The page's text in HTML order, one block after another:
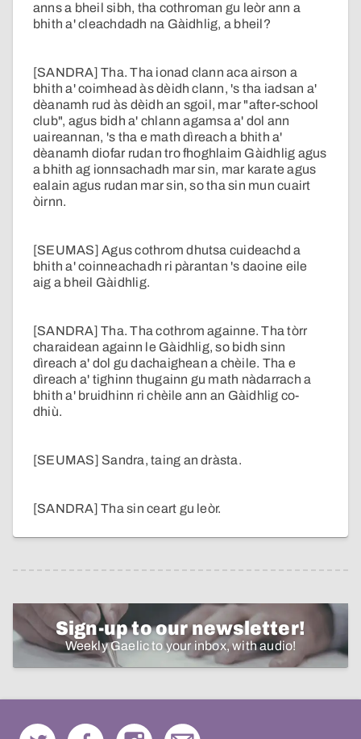
anns a bheil sibh, tha cothroman gu leòr ann a
bhith a' cleachdadh na Gàidhlig, a bheil?
[SANDRA] Tha. Tha ionad clann aca airson a
bhith a' coimhead às dèidh clann, 's tha iadsan a'
dèanamh rud às dèidh an sgoil, mar "after-school
club", agus bidh a' chlann agamsa a' dol ann
uaireannan, 's tha e math dìreach a bhith a'
dèanamh diofar rudan tro fhoghlaim Gàidhlig agus
a bhith ag ionnsachadh mar sin, mar karate agus
ealain agus rudan mar sin, so tha sin mun cuairt
òirnn.
[SEUMAS] Agus cothrom dhutsa cuideachd a
bhith a' coinneachadh ri pàrantan 's daoine eile
aig a bheil Gàidhlig.
[SANDRA] Tha. Tha cothrom againne. Tha tòrr
charaidean againn le Gàidhlig, so bidh sinn
dìreach a' dol gu dachaighean a chèile. Tha e
dìreach a' tighinn thugainn gu math nàdarrach a
bhith a' bruidhinn ri chèile ann an Gàidhlig co-
dhiù.
[SEUMAS] Sandra, taing an dràsta.
[SANDRA] Tha sin ceart gu leòr.
Sign-up to our newsletter!
Weekly Gaelic to your inbox, with audio!